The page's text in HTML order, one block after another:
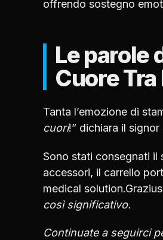
offrendo sostegno
Le parole
Cuore
Tanta l’emozione di
cuori!” dichiara il signor
Sono stati consegnati il
accessori, il carrello
medical
così significativo.
Continuate a seguirci